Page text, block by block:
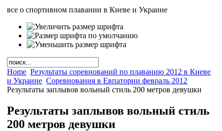
все о спортивном плавании в Киеве и Украине
Home Результаты соревнований по плаванию 2012 в Киеве
и Украине Соревнования в Евпатории февраль 2012
Результаты заплывов вольный стиль 200 метров девушки
Результаты заплывов вольный стиль
200 метров девушки